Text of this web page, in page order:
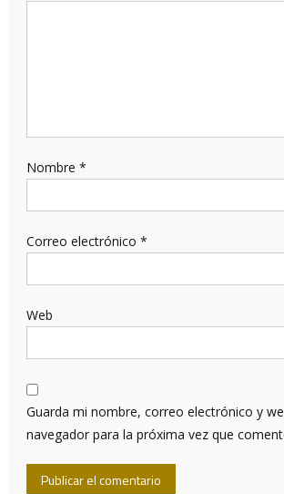
Nombre *
Correo electrónico *
Web
Guarda mi nombre, correo electrónico y
navegador para la próxima vez que